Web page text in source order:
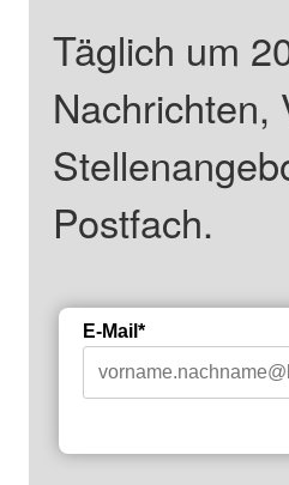
Täglich um
Nachrichten,
Postfach.
E-Mail*